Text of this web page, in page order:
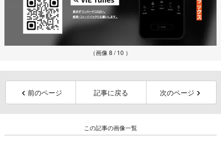
（画像 8 / 10 ）
前のページ 記事に戻る 次のページ
この記事の画像一覧